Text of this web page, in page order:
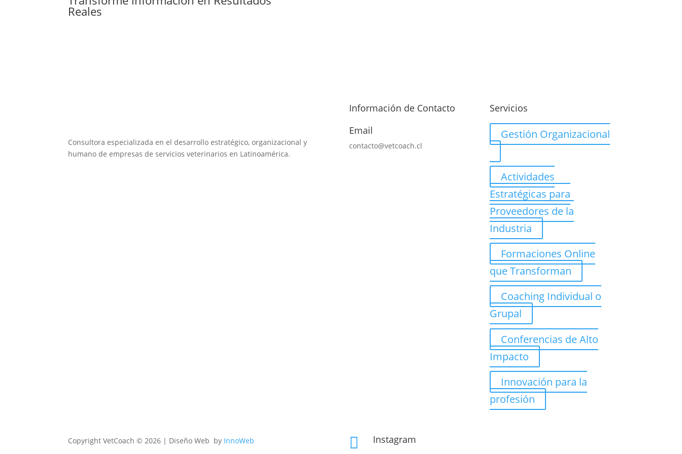
Reales
Consultora especializada en el desarrollo estratégico, organizacional y
humano de empresas de servicios veterinarios en Latinoamérica.
Información de Contacto
Email
contacto@vetcoach.cl
Servicios
Gestión Organizacional
Actividades
Estratégicas para
Proveedores de la
Industria
Formaciones Online
que Transforman
Coaching Individual o
Grupal
Conferencias de Alto
Impacto
Innovación para la
profesión
Copyright VetCoach © 2026 | Diseño Web by InnoWeb  Instagram